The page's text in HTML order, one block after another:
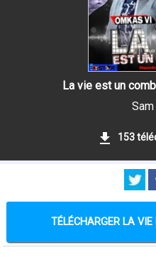
La vie est un
153
TÉLÉCHARGER LA